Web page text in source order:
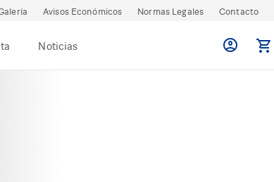
Avisos Económicos Normas Legales Contacto
Noticias